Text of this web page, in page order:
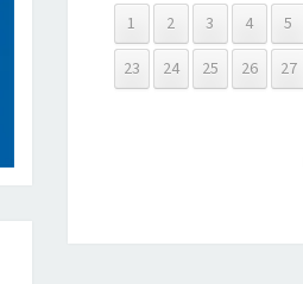
1 2 3 4 5
23
24 25 26 27